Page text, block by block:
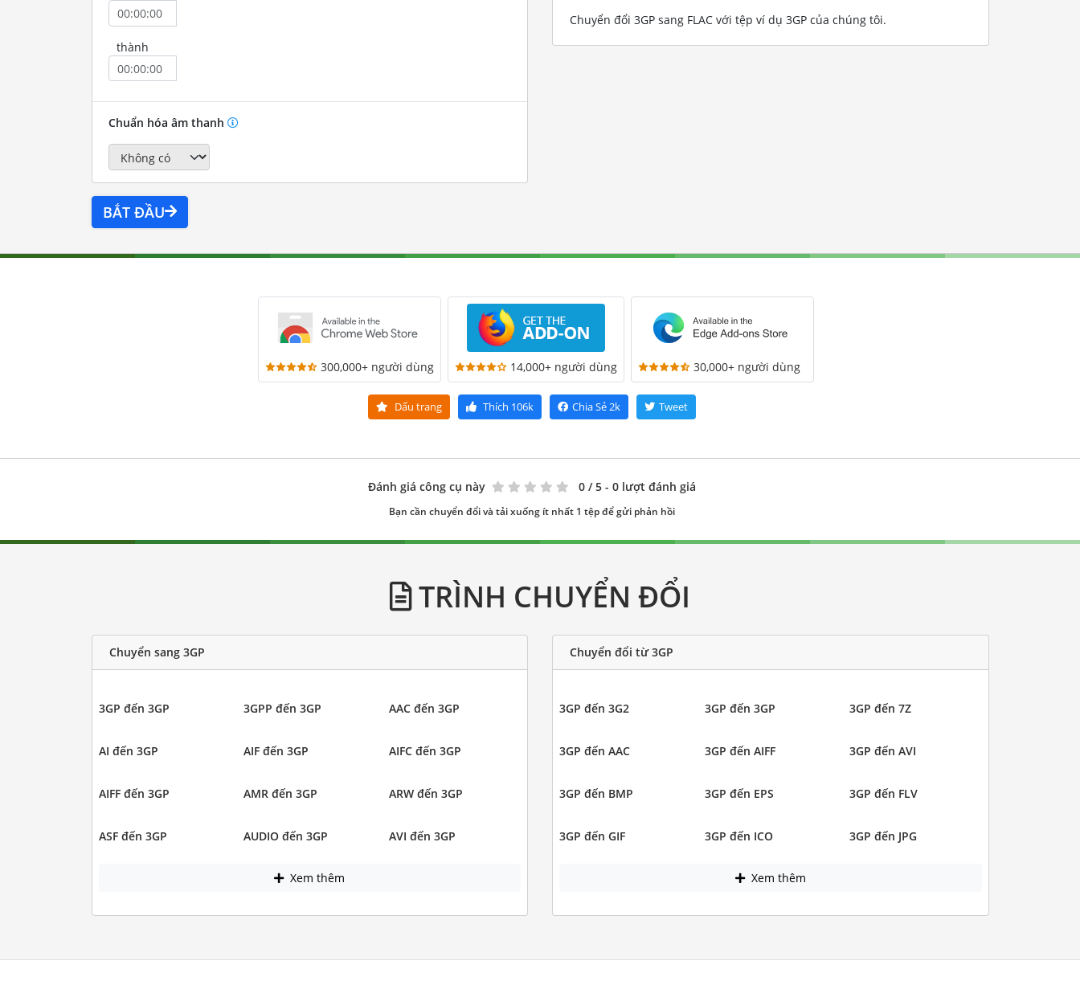
thành
Chuẩn hóa âm thanh
BẮT ĐẦU
Chuyển đổi 3GP sang FLAC với tệp ví dụ 3GP của chúng tôi.
300,000+ người dùng 14,000+ người dùng 30,000+ người dùng
Dấu trang Thích 106k Chia Sẻ2k Tweet
Đánh giá công cụ này 0 / 5 - 0 lượt đánh giá
Bạn cần chuyển đổi và tải xuống ít nhất 1 tệp để gửi phản hồi
TRÌNH CHUYỂN ĐỔI
Chuyển sang 3GP
3GP đến 3GP 3GPP đến 3GP AAC đến 3GP
AI đến 3GP AIF đến 3GP AIFC đến 3GP
AIFF đến 3GP AMR đến 3GP ARW đến 3GP
ASF đến 3GP AUDIO đến 3GP AVI đến 3GP
Xem thêm
Chuyển đổi từ 3GP
3GP đến 3G2 3GP đến 3GP 3GP đến 7Z
3GP đến AAC 3GP đến AIFF 3GP đến AVI
3GP đến BMP 3GP đến EPS 3GP đến FLV
3GP đến GIF 3GP đến ICO 3GP đến JPG
Xem thêm